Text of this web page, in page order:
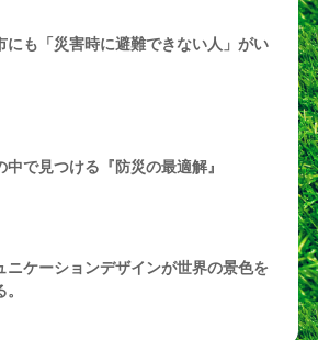
にも「災害時に避難できない人」がい
中で見つける『防災の最適解』
ニケーションデザインが世界の景色を